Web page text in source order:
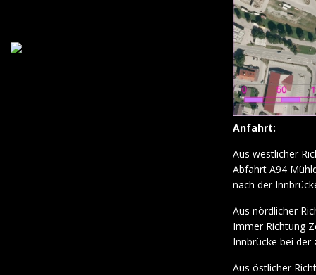
Anfahrt:
Aus westlicher
Abfahrt A94
nach der
Aus nördlicher
Immer Richtung
Innbrücke bei der
Aus östlicher